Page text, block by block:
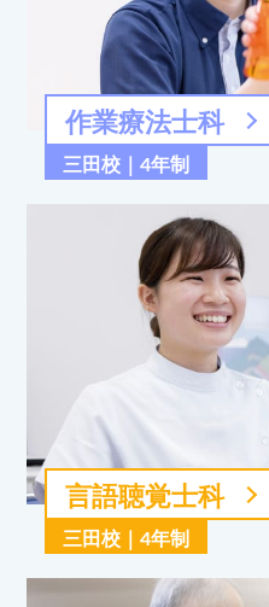
作業療法士科
三田校｜4年制
言語聴覚士科
三田校｜4年制